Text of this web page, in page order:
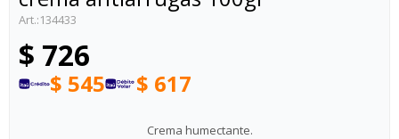
134433
$ 726
$ 545 $ 617
Crema humectante.